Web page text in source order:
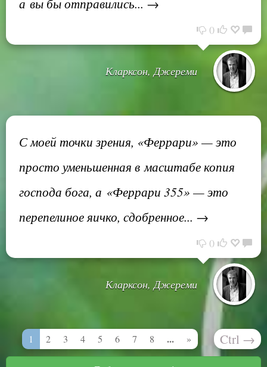
а вы бы отправились... →
0
Кларксон, Джереми
С моей точки зрения, «Феррари» — это
просто уменьшенная в масштабе копия
господа бога, а «Феррари 355» — это
перепелиное яичко, сдобренное... →
0
Кларксон, Джереми
1 2 3 4 5 6 7 8 ... » Ctrl →